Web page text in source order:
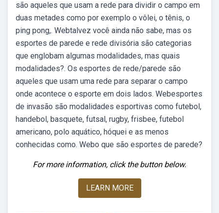
são aqueles que usam a rede para dividir o campo em
duas metades como por exemplo o vôlei, o tênis, o
ping pong,. Webtalvez você ainda não sabe, mas os
esportes de parede e rede divisória são categorias
que englobam algumas modalidades, mas quais
modalidades?. Os esportes de rede/parede são
aqueles que usam uma rede para separar o campo
onde acontece o esporte em dois lados. Webesportes
de invasão são modalidades esportivas como futebol,
handebol, basquete, futsal, rugby, frisbee, futebol
americano, polo aquático, hóquei e as menos
conhecidas como. Webo que são esportes de parede?
For more information, click the button below.
LEARN MORE